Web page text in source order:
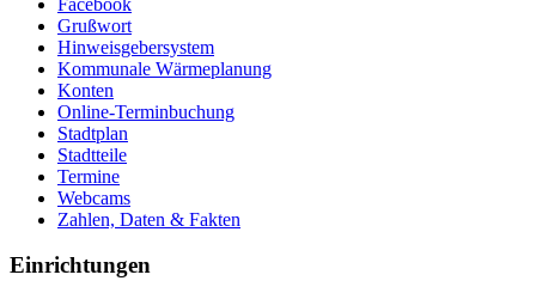
Grußwort
Hinweisgebersystem
Kommunale Wärmeplanung
Konten
Online-Terminbuchung
Stadtplan
Stadtteile
Termine
Webcams
Zahlen, Daten & Fakten
Einrichtungen